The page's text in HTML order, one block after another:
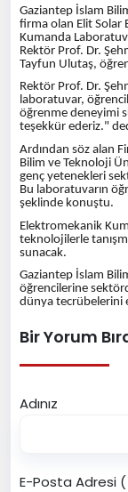
Gaziantep İslam
firma olan Elit Solar
Kumanda
Rektör Prof. Dr.
Tayfun Ulutaş,
Rektör Prof. Dr.
laboratuvar,
öğrenme deneyimi
teşekkür ederiz."
Ardından söz alan
Bilim ve Teknoloji
genç yetenekleri
Bu laboratuvarın
şeklinde konuştu.
Elektromekanik
teknolojilerle
sunacak.
Gaziantep İslam
öğrencilerine
dünya tecrübelerini
Bir Yorum
Adınız
E-Posta Adresi